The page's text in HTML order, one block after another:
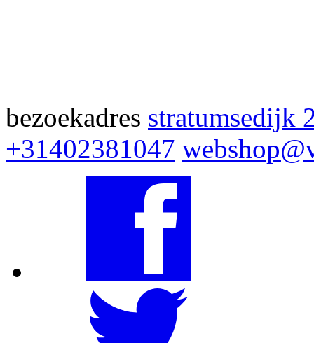
bezoekadres stratumsedijk
+31402381047